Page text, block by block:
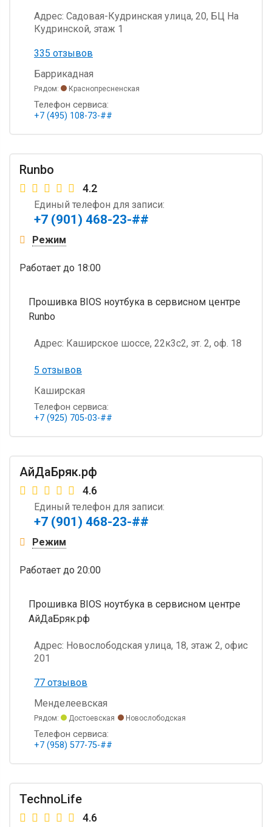
Адрес: Садовая-Кудринская улица, 20, БЦ На
Кудринской, этаж 1
335 отзывов
Баррикадная
Рядом: Краснопресненская
Телефон сервиса:
+7 (495) 108-73-##
Runbo
4.2
Единый телефон для записи:
+7 (901) 468-23-##
Режим
Работает до 18:00
Прошивка BIOS ноутбука в сервисном центре
Runbo
Адрес: Каширское шоссе, 22к3с2, эт. 2, оф. 18
5 отзывов
Каширская
Телефон сервиса:
+7 (925) 705-03-##
АйДаБряк.рф
4.6
Единый телефон для записи:
+7 (901) 468-23-##
Режим
Работает до 20:00
Прошивка BIOS ноутбука в сервисном центре
АйДаБряк.рф
Адрес: Новослободская улица, 18, этаж 2, офис
201
77 отзывов
Менделеевская
Рядом: Достоевская Новослободская
Телефон сервиса:
+7 (958) 577-75-##
TechnoLife
4.6